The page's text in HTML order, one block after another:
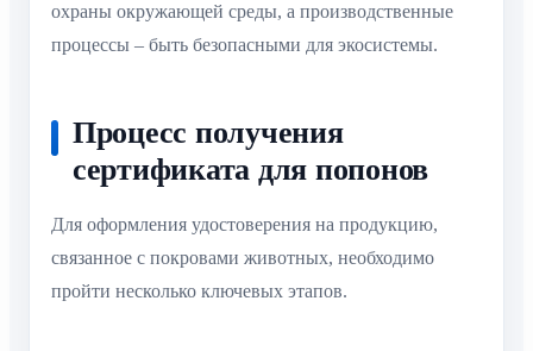
охраны окружающей среды, а производственные
процессы – быть безопасными для экосистемы.
Процесс получения
сертификата для попонов
Для оформления удостоверения на продукцию,
связанное с покровами животных, необходимо
пройти несколько ключевых этапов.